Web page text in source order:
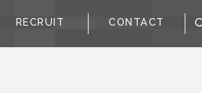
RECRUIT CONTACT